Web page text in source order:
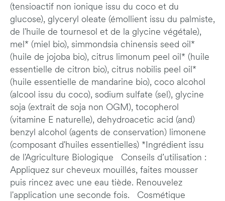
(tensioactif non ionique issu du coco et du
glucose), glyceryl oleate (émollient issu du palmiste,
de l'huile de tournesol et de la glycine végétale),
mel* (miel bio), simmondsia chinensis seed oil*
(huile de jojoba bio), citrus limonum peel oil* (huile
essentielle de citron bio), citrus nobilis peel oil*
(huile essentielle de mandarine bio), coco alcohol
(alcool issu du coco), sodium sulfate (sel), glycine
soja (extrait de soja non OGM), tocopherol
(vitamine E naturelle), dehydroacetic acid (and)
benzyl alcohol (agents de conservation) limonene
(composant d'huiles essentielles) *Ingrédient issu
de l'Agriculture Biologique Conseils d’utilisation :
Appliquez sur cheveux mouillés, faites mousser
puis rincez avec une eau tiède. Renouvelez
l'application une seconde fois. Cosmétique